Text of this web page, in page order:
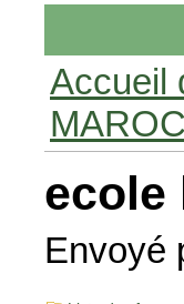
Accueil
MAROC
ecole
Envoyé